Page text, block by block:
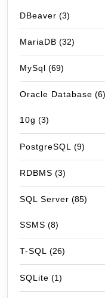
DBeaver (3)
MariaDB (32)
MySql (69)
Oracle Database (6)
10g (3)
PostgreSQL (9)
RDBMS (3)
SQL Server (85)
SSMS (8)
T-SQL (26)
SQLite (1)